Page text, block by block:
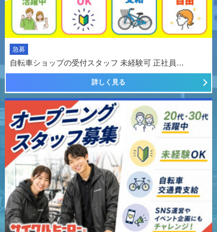
急募
自転車ショップの受付スタッフ 未経験可 正社員…
詳しく見る